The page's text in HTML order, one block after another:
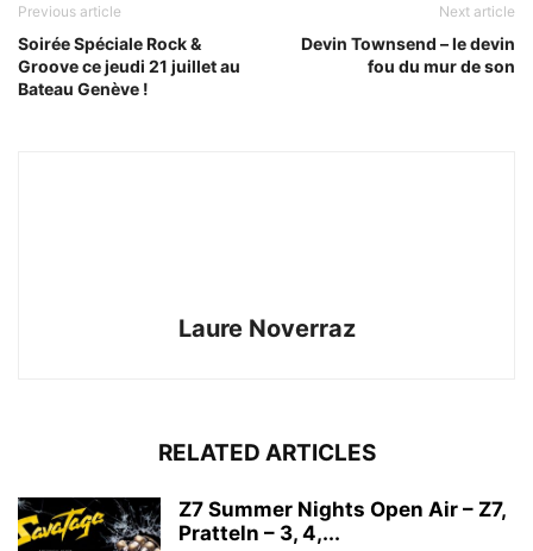
Previous article
Soirée Spéciale Rock &
Groove ce jeudi 21 juillet au
Bateau Genève !
Next article
Devin Townsend – le devin
fou du mur de son
Laure Noverraz
RELATED ARTICLES
Z7 Summer Nights Open Air – Z7,
Pratteln – 3, 4,...